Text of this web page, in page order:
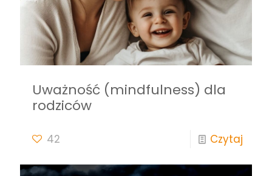
Uważność (mindfulness) dla
rodziców
42 Czytaj